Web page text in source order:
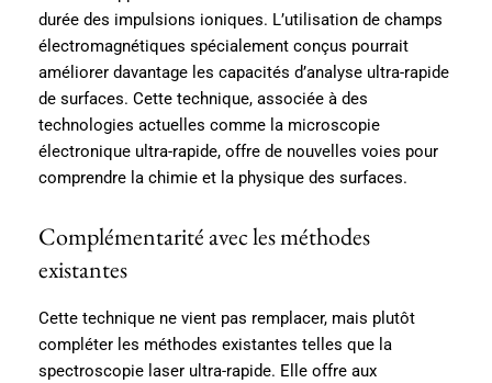
durée des impulsions ioniques. L’utilisation de champs
électromagnétiques spécialement conçus pourrait
améliorer davantage les capacités d’analyse ultra-rapide
de surfaces. Cette technique, associée à des
technologies actuelles comme la microscopie
électronique ultra-rapide, offre de nouvelles voies pour
comprendre la chimie et la physique des surfaces.
Complémentarité avec les méthodes
existantes
Cette technique ne vient pas remplacer, mais plutôt
compléter les méthodes existantes telles que la
spectroscopie laser ultra-rapide. Elle offre aux